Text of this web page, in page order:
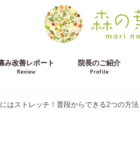
み改善レポート
Review
院長のご紹介
Profile
はストレッチ！普段からできる2つの方法